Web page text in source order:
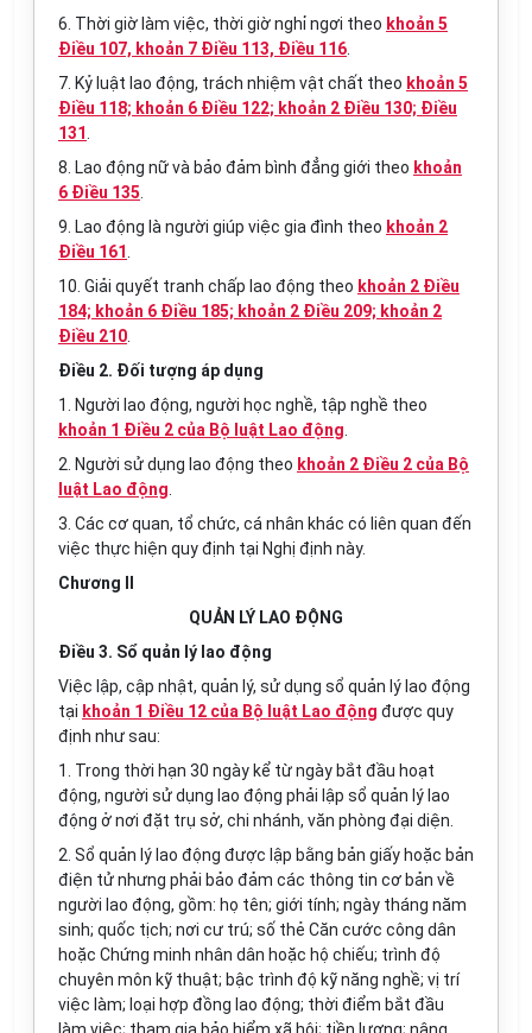
6. Thời giờ làm việc, thời giờ nghỉ ngơi theo khoản 5
Điều 107, khoản 7 Điều 113, Điều 116
7. Kỷ luật lao động, trách nhiệm vật chất theo khoản 5
Điều 118; khoản 6 Điều 122; khoản 2 Điều 130; Điều
131
8. Lao động nữ và bảo đảm bình đẳng giới theo khoản
6 Điều 135
9. Lao động là người giúp việc gia đình theo khoản 2
Điều 161
10. Giải quyết tranh chấp lao động theo khoản 2 Điều
184; khoản 6 Điều 185; khoản 2 Điều 209; khoản 2
Điều 210
Điều 2. Đối tượng áp dụng
1. Người lao động, người học nghề, tập nghề theo
khoản 1 Điều 2 của Bộ luật Lao động
2. Người sử dụng lao động theo khoản 2 Điều 2 của Bộ
luật Lao động
3. Các cơ quan, tổ chức, cá nhân khác có liên quan đến
việc thực hiện quy định tại Nghị định này.
Chương II
QUẢN LÝ LAO ĐỘNG
Điều 3. Sổ quản lý lao động
Việc lập, cập nhật, quản lý, sử dụng sổ quản lý lao động
tại khoản 1 Điều 12 của Bộ luật Lao động được quy
định như sau:
1. Trong thời hạn 30 ngày kể từ ngày bắt đầu hoạt
động, người sử dụng lao động phải lập sổ quản lý lao
động ở nơi đặt trụ sở, chi nhánh, văn phòng đại diện.
2. Sổ quản lý lao động được lập bằng bản giấy hoặc bản
điện tử nhưng phải bảo đảm các thông tin cơ bản về
người lao động, gồm: họ tên; giới tính; ngày tháng năm
sinh; quốc tịch; nơi cư trú; số thẻ Căn cước công dân
hoặc Chứng minh nhân dân hoặc hộ chiếu; trình độ
chuyên môn kỹ thuật; bậc trình độ kỹ năng nghề; vị trí
việc làm; loại hợp đồng lao động; thời điểm bắt đầu